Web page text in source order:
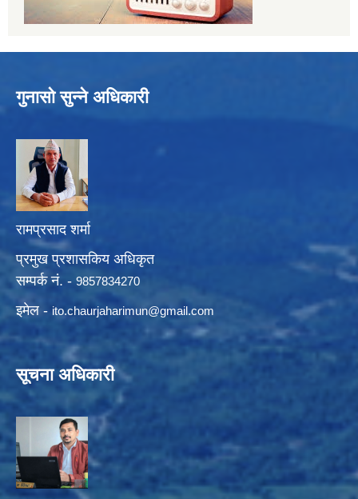
गुनासो सुन्ने अधिकारी
रामप्रसाद शर्मा
प्रमुख प्रशासकिय अधिकृत
सम्पर्क नं. - 9857834270
इमेल - ito.chaurjaharimun@gmail.com
सूचना अधिकारी